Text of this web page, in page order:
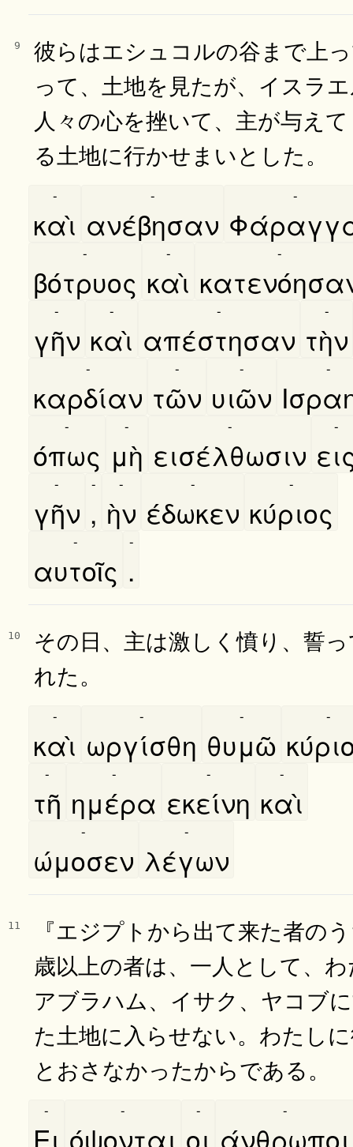
9
彼らはエシュコルの谷まで上
って、土地を見たが、イスラ
人々の心を挫いて、主が与え
る土地に行かせまいとした。
καὶ
-
ανέβησαν
- -
βότρυος
-
καὶ
- -
γῆν
-
καὶ
-
απέστησαν
-
τὴν
-
καρδίαν
-
τῶν
-
υιῶν
- -
όπως
-
μὴ
-
εισέλθωσιν
- -
γῆν
-
,
-
ὴν
-
έδωκεν
-
κύριος
-
αυτοῖς
-
.
-
10
その日、主は激しく憤り、誓
れた。
καὶ
-
ωργίσθη
-
θυμῶ
- -
τῆ
-
ημέρα
-
εκείνη
-
καὶ
-
ώμοσεν
-
λέγων
-
11
『エジプトから出て来た者の
歳以上の者は、一人として、
アブラハム、イサク、ヤコブ
た土地に入らせない。わたし
とおさなかったからである。
Ει
-
όψονται
-
οι
-
άνθρωποι
-